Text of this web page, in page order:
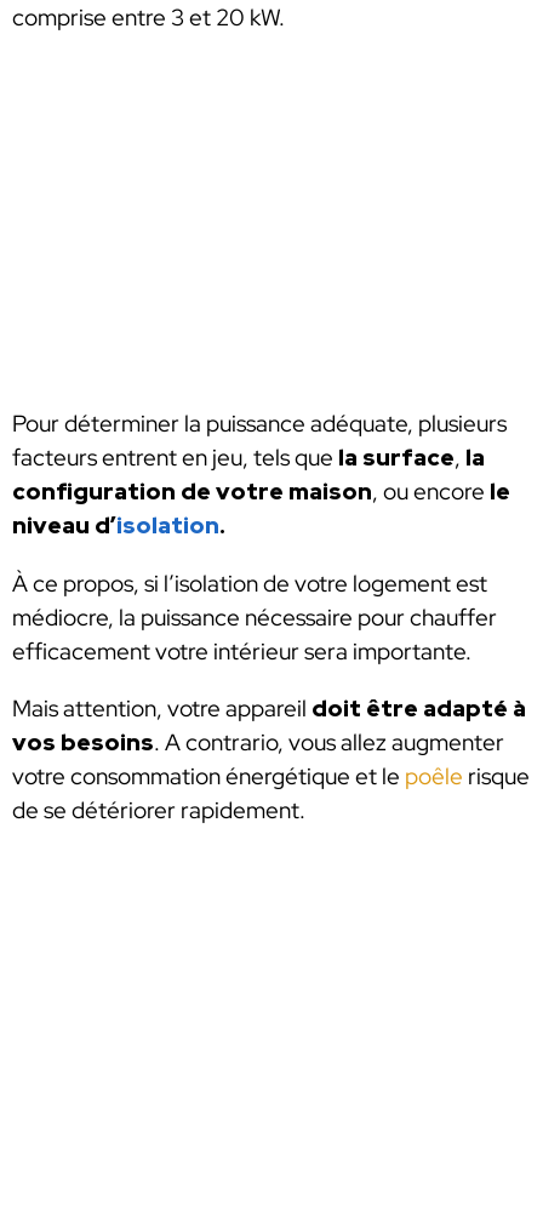
comprise entre 3 et 20 kW.
Pour déterminer la puissance adéquate, plusieurs
facteurs entrent en jeu, tels que la surface, la
configuration de votre maison, ou encore le
niveau d’isolation.
À ce propos, si l’isolation de votre logement est
médiocre, la puissance nécessaire pour chauffer
efficacement votre intérieur sera importante.
Mais attention, votre appareil doit être adapté à
vos besoins. A contrario, vous allez augmenter
votre consommation énergétique et le poêle risque
de se détériorer rapidement.